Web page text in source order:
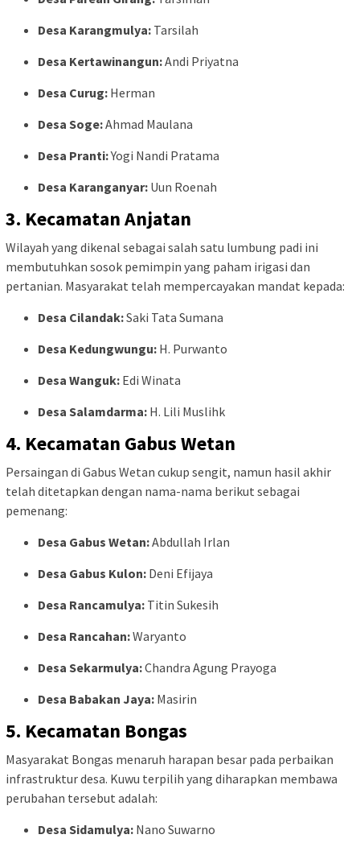
Desa Karangmulya: Tarsilah
Desa Kertawinangun:Andi Priyatna
Desa Curug: Herman
Desa Soge:Ahmad Maulana
Desa Pranti:Yogi Nandi Pratama
Desa Karanganyar: Uun Roenah
3. Kecamatan Anjatan
Wilayah yang dikenal sebagai salah satu lumbung padi ini
membutuhkan sosok pemimpin yang paham irigasi dan
pertanian. Masyarakat telah mempercayakan mandat kepada:
Desa Cilandak:Saki Tata Sumana
Desa Kedungwungu: H. Purwanto
Desa Wanguk: Edi Winata
Desa Salamdarma: H. Lili Muslihk
4. Kecamatan Gabus Wetan
Persaingan di Gabus Wetan cukup sengit, namun hasil akhir
telah ditetapkan dengan nama-nama berikut sebagai
pemenang:
Desa Gabus Wetan:Abdullah Irlan
Desa Gabus Kulon: Deni Efijaya
Desa Rancamulya: Titin Sukesih
Desa Rancahan:Waryanto
Desa Sekarmulya:Chandra Agung Prayoga
Desa Babakan Jaya: Masirin
5. Kecamatan Bongas
Masyarakat Bongas menaruh harapan besar pada perbaikan
infrastruktur desa. Kuwu terpilih yang diharapkan membawa
perubahan tersebut adalah:
Desa Sidamulya: Nano Suwarno